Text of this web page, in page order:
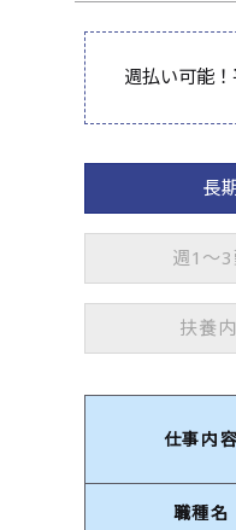
週払い可能
長期
週1～
扶養
仕事内
職種名